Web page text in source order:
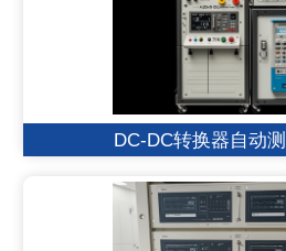
DC-DC转换器自动